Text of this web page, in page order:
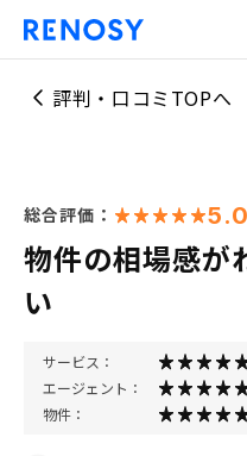
評判・口コミTOPへ
総合評価： 5.0
物件の相場感が
い
サービス：
エージェント：
物件：